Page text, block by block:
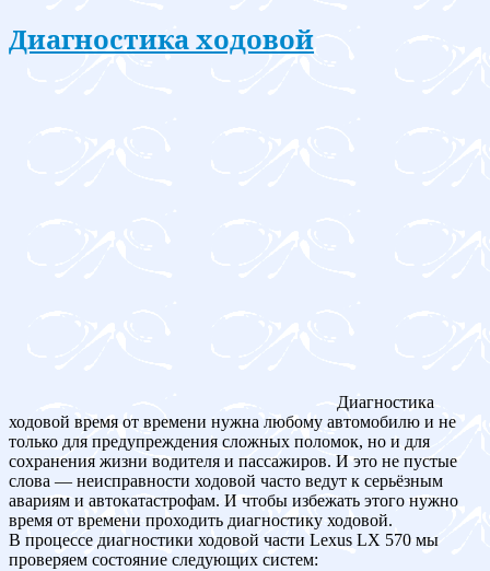
Диагностика ходовой
Диагностика
ходовой время от времени нужна любому автомобилю и не
только для предупреждения сложных поломок, но и для
сохранения жизни водителя и пассажиров. И это не пустые
слова — неисправности ходовой часто ведут к серьёзным
авариям и автокатастрофам. И чтобы избежать этого нужно
время от времени проходить диагностику ходовой.
В процессе диагностики ходовой части Lexus LX 570 мы
проверяем состояние следующих систем: